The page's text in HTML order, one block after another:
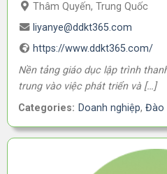
Thâm Quyến, Trung Quốc
liyanye@ddkt365.com
https://www.ddkt365.com/
Nền tảng giáo dục lập trình
trung vào việc phát triển và […]
Categories: Doanh nghiệp, Đào